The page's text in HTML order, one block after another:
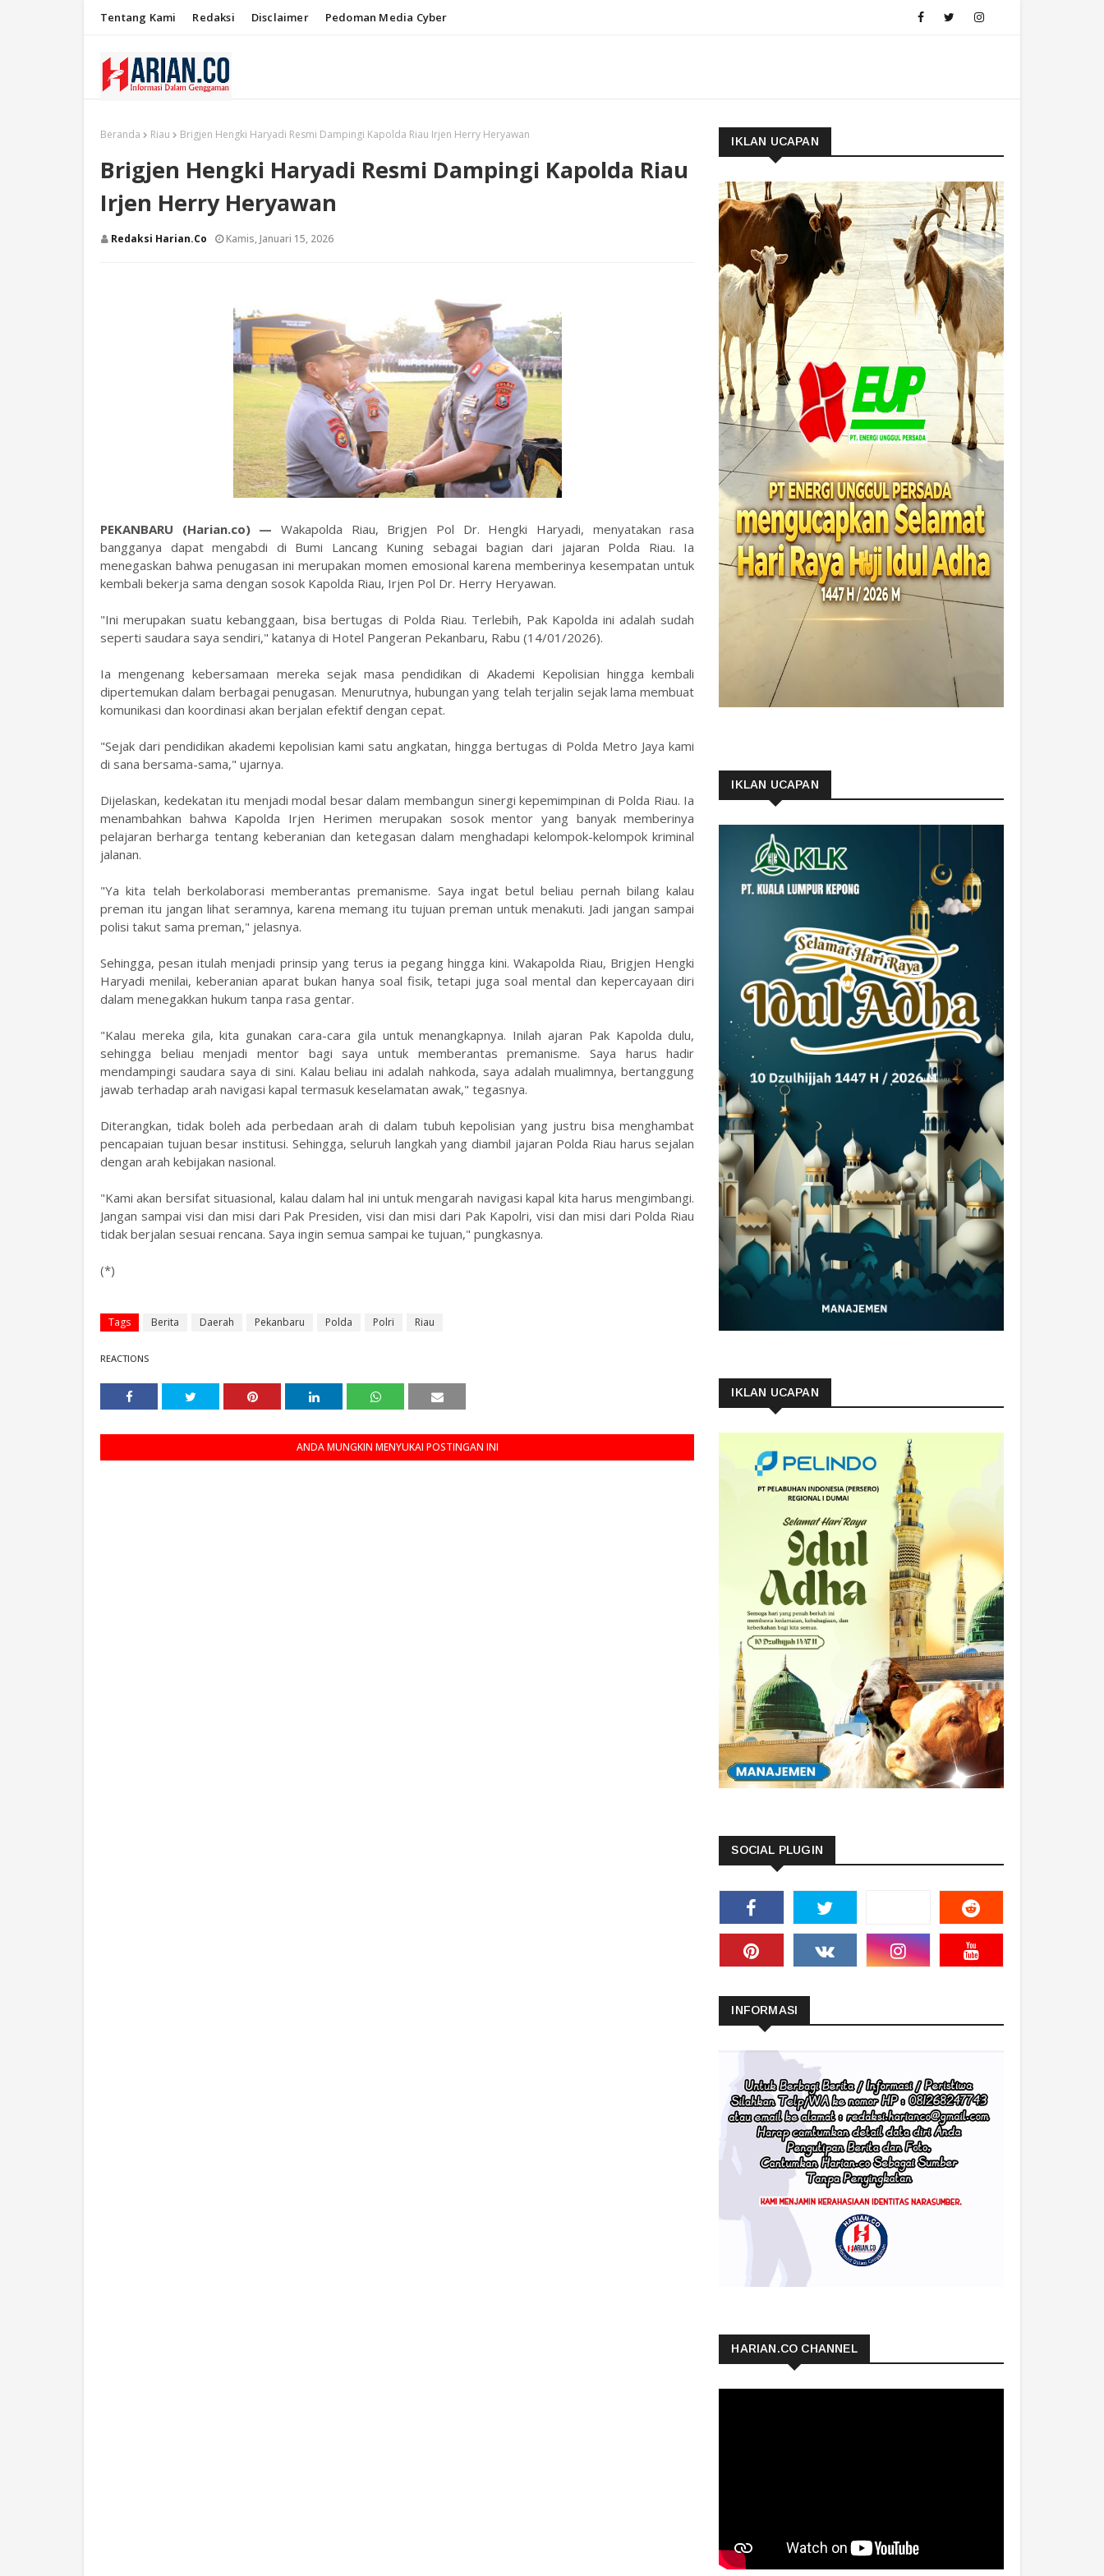
Tentang Kami Redaksi Disclaimer Pedoman Media Cyber
Beranda Riau Brigjen Hengki Haryadi Resmi Dampingi Kapolda Riau Irjen Herry Heryawan
Brigjen Hengki Haryadi Resmi Dampingi Kapolda Riau
Irjen Herry Heryawan
Redaksi Harian.co Kamis, Januari 15, 2026
PEKANBARU (Harian.co) — Wakapolda Riau, Brigjen Pol Dr. Hengki Haryadi, menyatakan rasa
bangganya dapat mengabdi di Bumi Lancang Kuning sebagai bagian dari jajaran Polda Riau. Ia
menegaskan bahwa penugasan ini merupakan momen emosional karena memberinya kesempatan untuk
kembali bekerja sama dengan sosok Kapolda Riau, Irjen Pol Dr. Herry Heryawan.
"Ini merupakan suatu kebanggaan, bisa bertugas di Polda Riau. Terlebih, Pak Kapolda ini adalah sudah
seperti saudara saya sendiri," katanya di Hotel Pangeran Pekanbaru, Rabu (14/01/2026).
Ia mengenang kebersamaan mereka sejak masa pendidikan di Akademi Kepolisian hingga kembali
dipertemukan dalam berbagai penugasan. Menurutnya, hubungan yang telah terjalin sejak lama membuat
komunikasi dan koordinasi akan berjalan efektif dengan cepat.
"Sejak dari pendidikan akademi kepolisian kami satu angkatan, hingga bertugas di Polda Metro Jaya kami
di sana bersama-sama," ujarnya.
Dijelaskan, kedekatan itu menjadi modal besar dalam membangun sinergi kepemimpinan di Polda Riau. Ia
menambahkan bahwa Kapolda Irjen Herimen merupakan sosok mentor yang banyak memberinya
pelajaran berharga tentang keberanian dan ketegasan dalam menghadapi kelompok-kelompok kriminal
jalanan.
"Ya kita telah berkolaborasi memberantas premanisme. Saya ingat betul beliau pernah bilang kalau
preman itu jangan lihat seramnya, karena memang itu tujuan preman untuk menakuti. Jadi jangan sampai
polisi takut sama preman," jelasnya.
Sehingga, pesan itulah menjadi prinsip yang terus ia pegang hingga kini. Wakapolda Riau, Brigjen Hengki
Haryadi menilai, keberanian aparat bukan hanya soal fisik, tetapi juga soal mental dan kepercayaan diri
dalam menegakkan hukum tanpa rasa gentar.
"Kalau mereka gila, kita gunakan cara-cara gila untuk menangkapnya. Inilah ajaran Pak Kapolda dulu,
sehingga beliau menjadi mentor bagi saya untuk memberantas premanisme. Saya harus hadir
mendampingi saudara saya di sini. Kalau beliau ini adalah nahkoda, saya adalah mualimnya, bertanggung
jawab terhadap arah navigasi kapal termasuk keselamatan awak," tegasnya.
Diterangkan, tidak boleh ada perbedaan arah di dalam tubuh kepolisian yang justru bisa menghambat
pencapaian tujuan besar institusi. Sehingga, seluruh langkah yang diambil jajaran Polda Riau harus sejalan
dengan arah kebijakan nasional.
"Kami akan bersifat situasional, kalau dalam hal ini untuk mengarah navigasi kapal kita harus mengimbangi.
Jangan sampai visi dan misi dari Pak Presiden, visi dan misi dari Pak Kapolri, visi dan misi dari Polda Riau
tidak berjalan sesuai rencana. Saya ingin semua sampai ke tujuan," pungkasnya.
(*)
Tags Berita Daerah Pekanbaru Polda Polri Riau
REACTIONS
ANDA MUNGKIN MENYUKAI POSTINGAN INI
IKLAN UCAPAN
IKLAN UCAPAN
IKLAN UCAPAN
SOCIAL PLUGIN
INFORMASI
HARIAN.CO CHANNEL